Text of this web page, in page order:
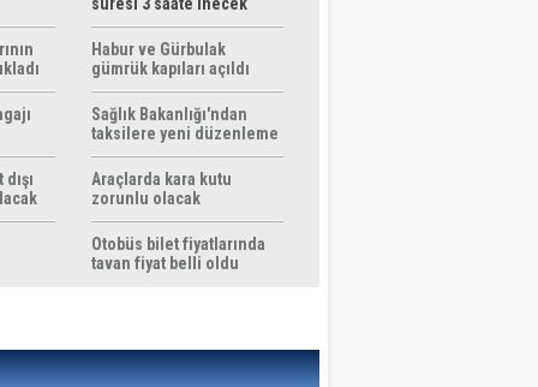
Habur ve Gürbulak
gümrük kapıları açıldı
Sağlık Bakanlığı'ndan
taksilere yeni düzenleme
Araçlarda kara kutu
zorunlu olacak
Otobüs bilet fiyatlarında
tavan fiyat belli oldu